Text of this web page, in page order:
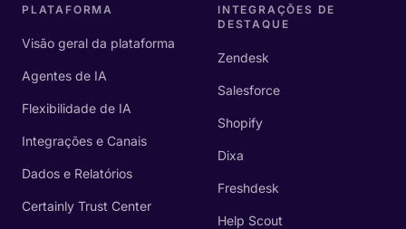
PLATAFORMA
Visão geral da plataforma
Agentes de IA
Flexibilidade de IA
Integrações e Canais
Dados e Relatórios
Certainly Trust Center
INTEGRAÇÕES DE
DESTAQUE
Zendesk
Salesforce
Shopify
Dixa
Freshdesk
Help Scout